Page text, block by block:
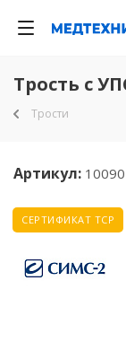
Трость с
Трости
Артикул: 10090
СЕРТИФИКАТ ТСР